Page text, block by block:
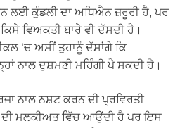
ਲਈ ਕੁੰਡਲੀ ਦਾ ਅਧਿਐਨ ਜ਼ਰੂਰੀ ਹੈ, ਪਰ
ਵਿਅਕਤੀ ਬਾਰੇ ਵੀ ਦੱਸਦੀ ਹੈ।
‘ਚ ਅਸੀਂ ਤੁਹਾਨੂੰ ਦੱਸਾਂਗੇ ਕਿ
ਨਾਲ ਦੁਸ਼ਮਣੀ ਮਹਿੰਗੀ ਪੈ ਸਕਦੀ ਹੈ।
ਨਾਲ ਨਸ਼ਟ ਕਰਨ ਦੀ ਪ੍ਰਵਿਰਤੀ
ਦੀ ਮਲਕੀਅਤ ਵਿੱਚ ਆਉਂਦੀ ਹੈ ਪਰ ਇਸ